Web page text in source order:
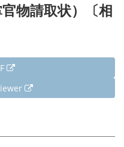
官物請取状）〔相